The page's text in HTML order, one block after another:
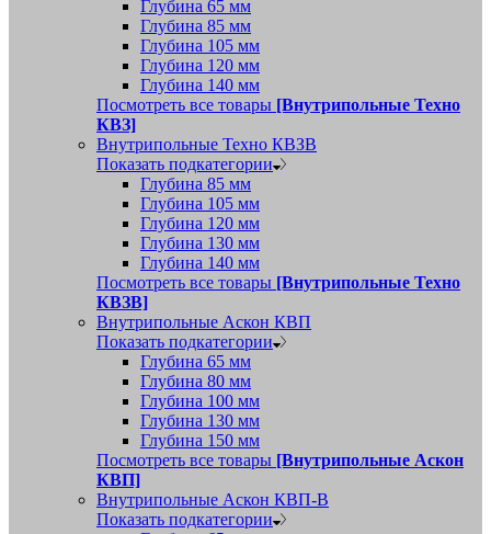
Глубина 65 мм
Глубина 85 мм
Глубина 105 мм
Глубина 120 мм
Глубина 140 мм
Посмотреть все товары [Внутрипольные Техно
КВЗ]
Внутрипольные Техно КВЗВ
Показать подкатегории
Глубина 85 мм
Глубина 105 мм
Глубина 120 мм
Глубина 130 мм
Глубина 140 мм
Посмотреть все товары [Внутрипольные Техно
КВЗВ]
Внутрипольные Аскон КВП
Показать подкатегории
Глубина 65 мм
Глубина 80 мм
Глубина 100 мм
Глубина 130 мм
Глубина 150 мм
Посмотреть все товары [Внутрипольные Аскон
КВП]
Внутрипольные Аскон КВП-В
Показать подкатегории